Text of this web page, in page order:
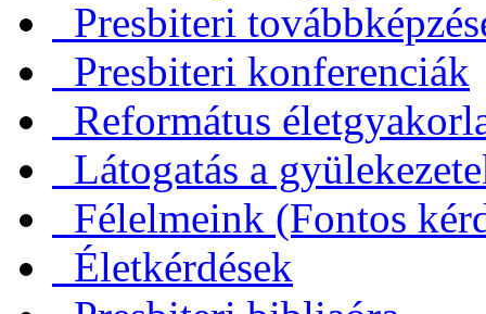
Presbiteri
Presbiteri konferenciák
Református
Látogatás a
Félelmeink (Fontos
Életkérdések